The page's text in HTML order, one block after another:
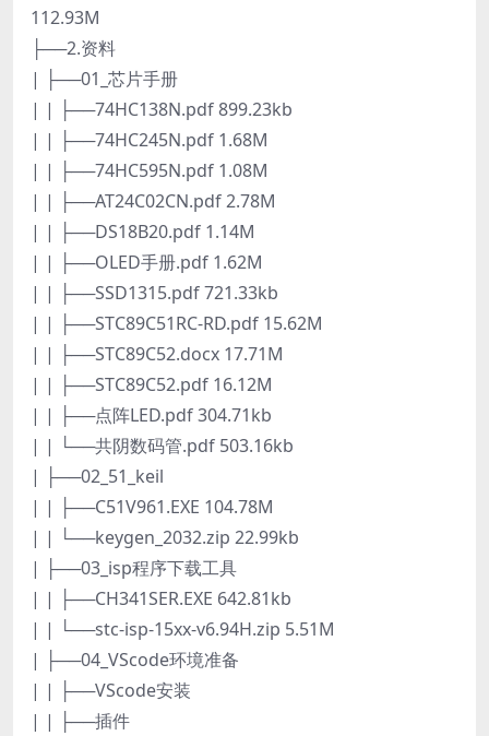
112.93M
├──2.资料
| ├──01_芯片手册
| | ├──74HC138N.pdf 899.23kb
| | ├──74HC245N.pdf 1.68M
| | ├──74HC595N.pdf 1.08M
| | ├──AT24C02CN.pdf 2.78M
| | ├──DS18B20.pdf 1.14M
| | ├──OLED手册.pdf 1.62M
| | ├──SSD1315.pdf 721.33kb
| | ├──STC89C51RC-RD.pdf 15.62M
| | ├──STC89C52.docx 17.71M
| | ├──STC89C52.pdf 16.12M
| | ├──点阵LED.pdf 304.71kb
| | └──共阴数码管.pdf 503.16kb
| ├──02_51_keil
| | ├──C51V961.EXE 104.78M
| | └──keygen_2032.zip 22.99kb
| ├──03_isp程序下载工具
| | ├──CH341SER.EXE 642.81kb
| | └──stc-isp-15xx-v6.94H.zip 5.51M
| ├──04_VScode环境准备
| | ├──VScode安装
| | ├──插件